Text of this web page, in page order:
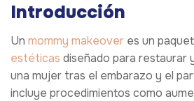
Introducción
Un mommy makeover es un
estéticas diseñado para restaurar
una mujer tras el embarazo y el
incluye procedimientos como